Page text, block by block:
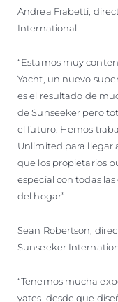
Andrea Frabetti,
International:
“Estamos muy
Yacht, un nuevo
es el resultado de
de Sunseeker pero
el futuro. Hemos
Unlimited para llegar
que los propietarios
especial con todas
del hogar”.
Sean Robertson,
Sunseeker
“Tenemos mucha
yates, desde que